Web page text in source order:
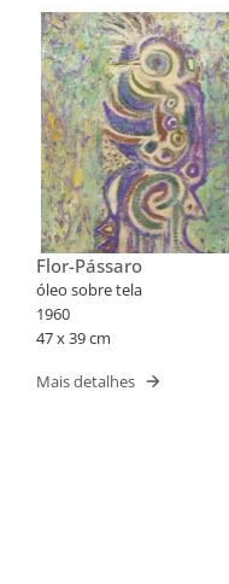
Flor-Pássaro
óleo sobre tela
1960
47 x 39 cm
Mais detalhes